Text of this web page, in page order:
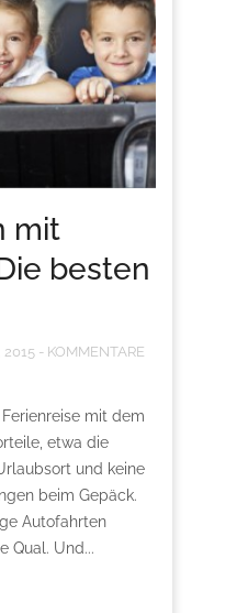
mit
besten
2015 - KOMMENTARE
mit dem
etwa die
und keine
beim Gepäck.
Autofahrten
Qual. Und...